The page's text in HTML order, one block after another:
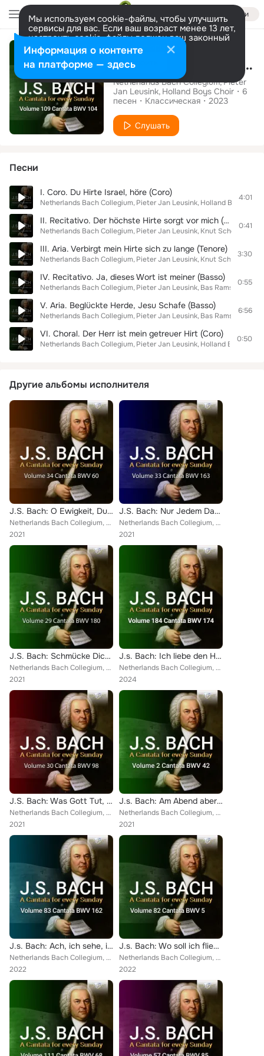
Войти
Мы используем cookie-файлы, чтобы улучшить
сервисы для вас. Если ваш возраст менее 13 лет,
настроить cookie-файлы должен ваш законный
представитель. Больше информации
Разрешить все Настроить J.s. Bach: Du Hirte Israel, höre, BWV 104
Netherlands Bach Collegium Pieter
Jan Leusink Holland Boys Choir
6
песен
Классическая 2023
Слушать
Песни
I. Coro. Du Hirte Israel, höre (Coro)
Netherlands Bach Collegium Pieter Jan Leusink Holland Boys Choir
4:01
II. Recitativo. Der höchste Hirte sorgt vor mich (Tenore)
Netherlands Bach Collegium Pieter Jan Leusink Knut Schoch
0:41
III. Aria. Verbirgt mein Hirte sich zu lange (Tenore)
Netherlands Bach Collegium Pieter Jan Leusink Knut Schoch
3:30
IV. Recitativo. Ja, dieses Wort ist meiner (Basso)
Netherlands Bach Collegium Pieter Jan Leusink Bas Ramselaar
0:55
V. Aria. Beglückte Herde, Jesu Schafe (Basso)
Netherlands Bach Collegium Pieter Jan Leusink Bas Ramselaar
6:56
VI. Choral. Der Herr ist mein getreuer Hirt (Coro)
Netherlands Bach Collegium Pieter Jan Leusink Holland Boys Choir
0:50
Другие альбомы исполнителя
J.S. Bach: O Ewigkeit, Du Donnerwort, BWV 60
Netherlands Bach Collegium, Pieter Jan Leusink
2021
J.S. Bach: Nur Jedem Das Seine, BWV 163
Netherlands Bach Collegium, Pieter Jan Leusink
2021
J.S. Bach: Schmücke Dich, O Liebe Seele, BWV 180
Netherlands Bach Collegium, Pieter Jan Leusink
2021
J.s. Bach: Ich liebe den Höchsten von ganzem Gemüte, BWV 174
Netherlands Bach Collegium, Holland Boys Choir, Pieter Jan Leusink
2024
J.S. Bach: Was Gott Tut, Das Ist Wohlgetan, BWV 98
Netherlands Bach Collegium, Pieter Jan Leusink
2021
J.s. Bach: Am Abend aber desselbigen Sabbats, BWV 42
Netherlands Bach Collegium, Holland Boys Choir, Pieter Jan Leusink
2021
J.s. Bach: Ach, ich sehe, itzt, da ich zur Hochzeit gehe, BWV 162
Netherlands Bach Collegium, Pieter Jan Leusink
2022
J.s. Bach: Wo soll ich fliehen hin, BWV 5
Netherlands Bach Collegium, Pieter Jan Leusink
2022
Информация о контенте
на платформе — здесь